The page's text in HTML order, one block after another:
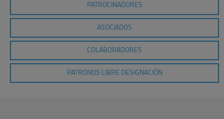
PATROCINADORES
ASOCIADOS
COLABORADORES
PATRONOS LIBRE DESIGNACIÓN